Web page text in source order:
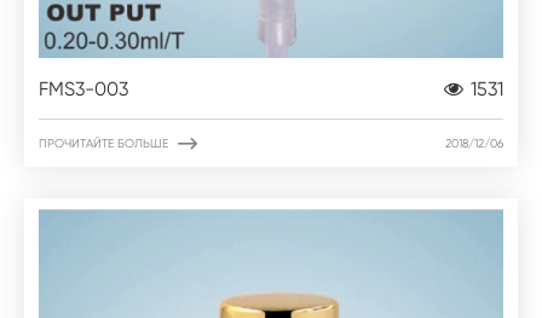
FMS3-003 1531
ПРОЧИТАЙТЕ БОЛЬШЕ  2018/12/06